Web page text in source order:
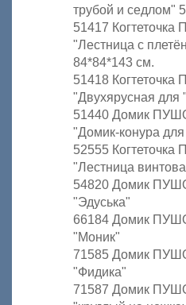
трубой и седлом"
51417
"Лестница с
84*84*143 см.
51418
"Двухярусная для
51440 Домик
"Домик-конура
52555
"Лестница
54820 Домик
"Эдуська"
66184 Домик
"Моник"
71585 Домик
"Фидика"
71587 Домик